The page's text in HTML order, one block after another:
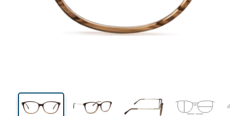
42 mm
Linshöjd Linsbredd